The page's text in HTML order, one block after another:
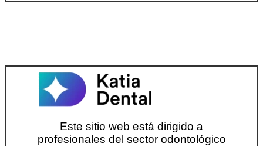
Este sitio web está dirigido a
profesionales del sector odontológico